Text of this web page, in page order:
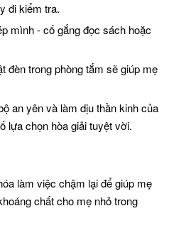
đi kiểm tra.
mình - cố gắng đọc sách hoặc
đèn trong phòng tắm sẽ giúp mẹ
an yên và làm dịu thần kinh của
lựa chọn hòa giải tuyệt vời.
làm việc chậm lại để giúp mẹ
chất cho mẹ nhỏ trong